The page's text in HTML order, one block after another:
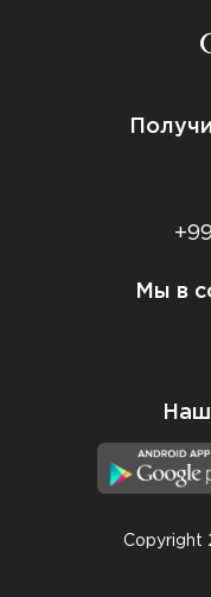
Мы в
Copyright